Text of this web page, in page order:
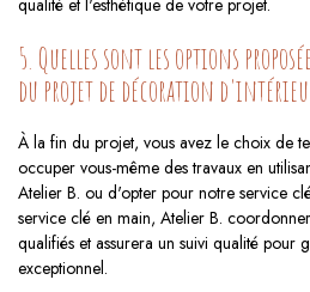
qualité et l'esthétique de votre projet.
5. Quelles sont les options
du projet de décoration
À la fin du projet, vous avez le choix de
occuper vous-même des travaux en
Atelier B. ou d'opter pour notre service
service clé en main, Atelier B.
qualifiés et assurera un suivi qualité pour
exceptionnel.